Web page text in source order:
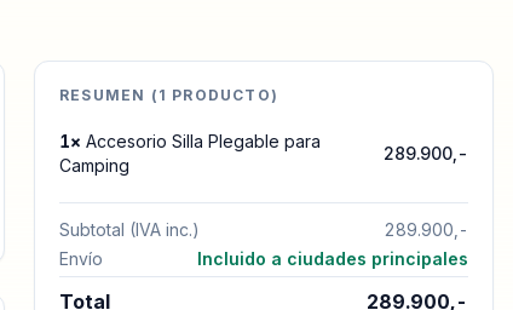
RESUMEN ( 1 PRODUCTO)
1× Accesorio Silla Plegable para
Camping
289.900,-
Subtotal (IVA inc.)
289.900,-
Envío
Incluido a ciudades principales
Total 289.900,-